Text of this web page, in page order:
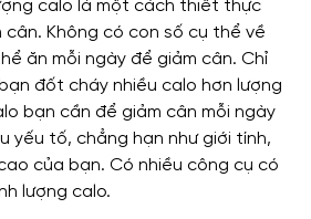
calo là một cách thiết thực
Không có con số cụ thể về
ăn mỗi ngày để giảm cân. Chỉ
đốt cháy nhiều calo hơn lượng
bạn cần để giảm cân mỗi ngày
yếu tố, chẳng hạn như giới tính,
của bạn. Có nhiều công cụ có
lượng calo.